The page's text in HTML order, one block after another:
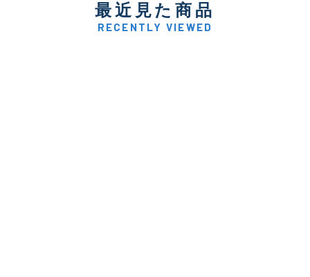
最近見た商品
RECENTLY VIEWED